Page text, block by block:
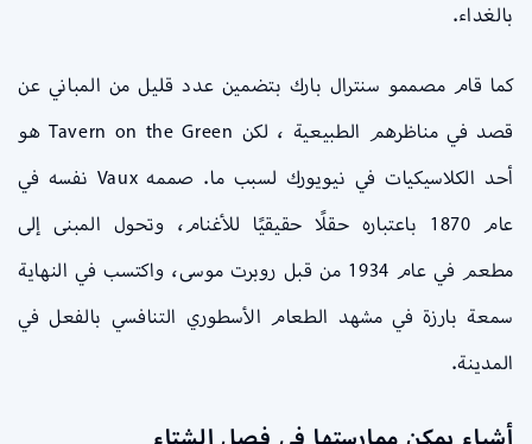
بالغداء.
كما قام مصممو سنترال بارك بتضمين عدد قليل من المباني عن
قصد في مناظرهم الطبيعية ، لكن Tavern on the Green هو
أحد الكلاسيكيات في نيويورك لسبب ما. صممه Vaux نفسه في
عام 1870 باعتباره حقلًا حقيقيًا للأغنام، وتحول المبنى إلى
مطعم في عام 1934 من قبل روبرت موسى، واكتسب في النهاية
سمعة بارزة في مشهد الطعام الأسطوري التنافسي بالفعل في
المدينة.
أشياء يمكن ممارستها في فصل الشتاء